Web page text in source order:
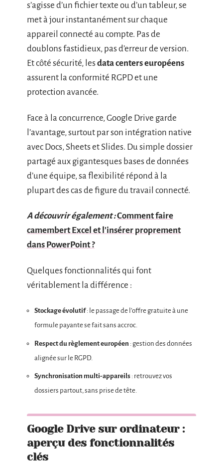
s’agisse d’un fichier texte ou d’un tableur, se
met à jour instantanément sur chaque
appareil connecté au compte. Pas de
doublons fastidieux, pas d’erreur de version.
Et côté sécurité, lesdata centers européens
assurent la conformité RGPD et une
protection avancée.
Face à la concurrence, Google Drive garde
l’avantage, surtout par son intégration native
avec Docs, Sheets et Slides. Du simple dossier
partagé aux gigantesques bases de données
d’une équipe, sa flexibilité répond à la
plupart des cas de figure du travail connecté.
A découvrir également :Comment faire
camembert Excel et l'insérer proprement
dans PowerPoint ?
Quelques fonctionnalités qui font
véritablement la différence :
Stockage évolutif: le passage de l’offre gratuite à une
formule payante se fait sans accroc.
Respect du règlement européen : gestion des données
alignée sur le RGPD.
Synchronisation multi-appareils : retrouvez vos
dossiers partout, sans prise de tête.
Google Drive sur ordinateur :
aperçu des fonctionnalités
clés